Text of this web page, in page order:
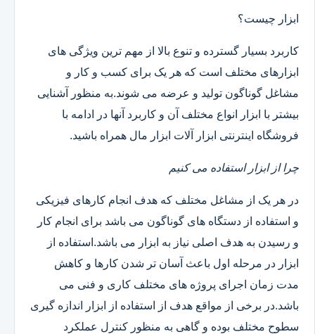
ابزار چیست؟
کاربرد بسیار گسترده و تنوع بالا از مهم ترین ویژگی های
ابزارهای مختلف است که هر یک برای کسب و کار و
مشاغل گوناگون تولید و عرضه می شوند.به منظور آشنایی
بیشتر با ابزار انواع مختلف آن و کاربرد آنها در ادامه با
فروشگاه اینترنتی ابزار آلات ابزار مال همراه باشید.
چرا از ابزار استفاده می کنیم
در هر یک از مشاغل مختلف که هدف انجام کارهای فیزیکی
و استفاده از دستگاه های گوناگون می باشد برای انجام کار
و رسیدن به هدف اصلی نیاز به ابزار می باشد.استفاده از
ابزار در مرحله اول باعث آسان تر شدن کارها و کاهش
مدت زمان اجرای پروژه های مختلف کاری و فنی می
باشد.در برخی از مواقع هدف از استفاده از ابزار اندازه گیری
سطوح مختلف بوده و گاهی به منظور کنترل عملکرد